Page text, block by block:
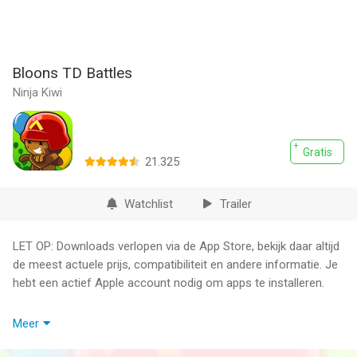
Bloons TD Battles
Ninja Kiwi
Gratis
21.325
Watchlist Trailer
LET OP: Downloads verlopen via de App Store, bekijk daar altijd
de meest actuele prijs, compatibiliteit en andere informatie. Je
hebt een actief Apple account nodig om apps te installeren.
Play the top-rated tower defense franchise in this free head-
Meer